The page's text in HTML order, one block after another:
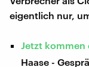
eigentlich nur,
Jetzt
Haase -